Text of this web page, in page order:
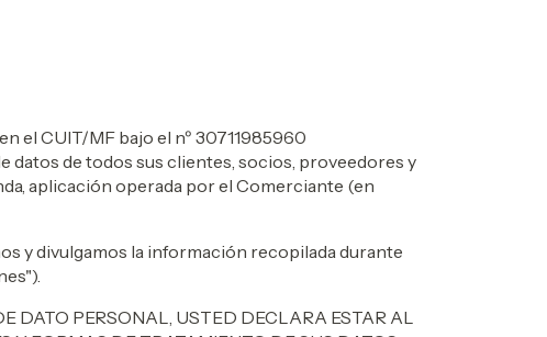
el CUIT/MF bajo el nº 30711985960
datos de todos sus clientes, socios, proveedores y
aplicación operada por el Comerciante (en
y divulgamos la información recopilada durante
DATO PERSONAL, USTED DECLARA ESTAR AL